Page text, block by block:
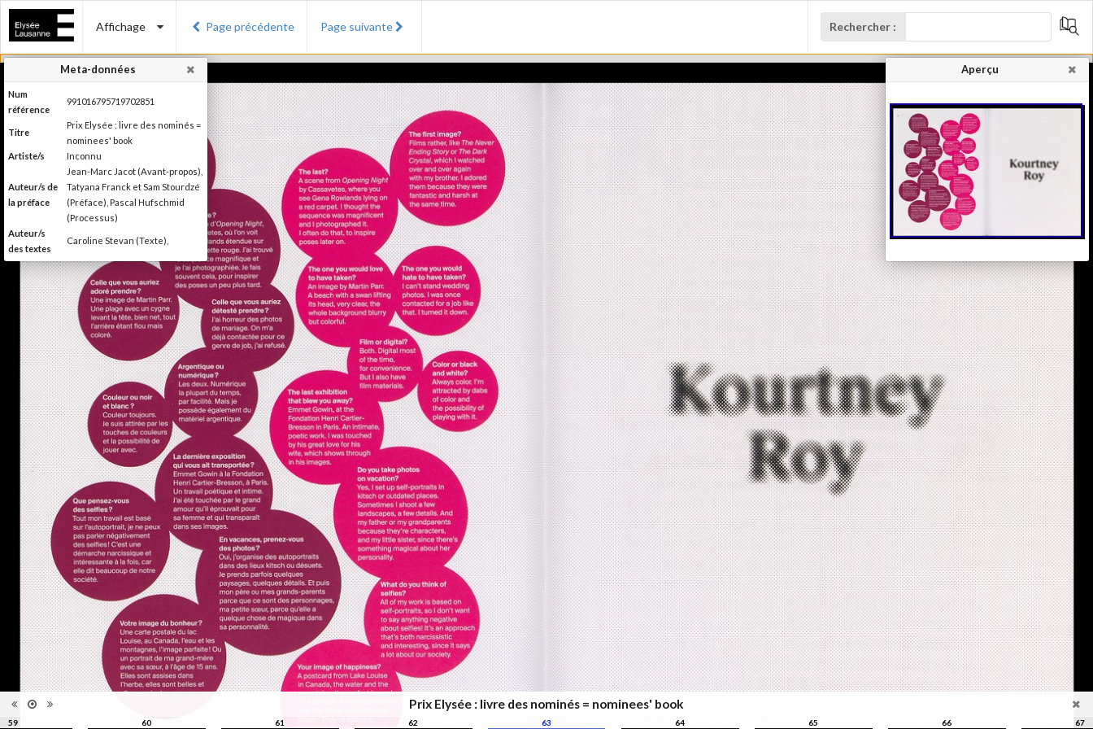
Affichage Page précédente Page suivante Rechercher :
Prix Elysée : livre des nominés = nominees' book
59 60 61 62 63 64 65 66 67
Aperçu
Meta-données
Num
référence
991016795719702851
Titre
Prix Elysée : livre des nominés =
nominees' book
Artiste/s
Inconnu
Auteur/s de
la préface
Jean-Marc Jacot (Avant-propos),
Tatyana Franck et Sam Stourdzé
(Préface), Pascal Hufschmid
(Processus)
Auteur/s
des textes
Caroline Stevan (Texte),
Editeur
Musée de l'Elysée
Lieu
d'édition
Lausanne
Date
d'édition
2014
Catégorie
Compétitions, festival, prix
Type de
reliure
Broché
Information
images
Couleur, Noir & Blanc
Nombre de
pages
1 vol. (non paginé)
Format
31 x 23 cm
Langues
Français, Anglais